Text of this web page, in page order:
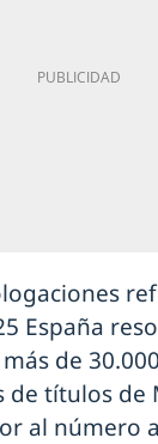
España
de 30.000
de títulos de
al número